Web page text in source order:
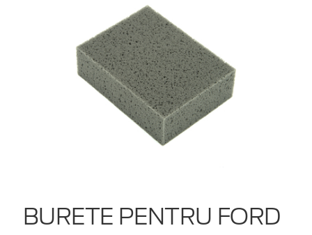
BURETE PENTRU FORD